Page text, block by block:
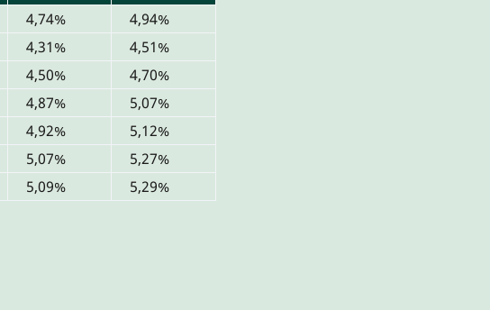
4,74%
4,94%
4,31%
4,51%
4,50%
4,70%
4,87%
5,07%
4,92%
5,12%
5,07%
5,27%
5,09% 5,29%